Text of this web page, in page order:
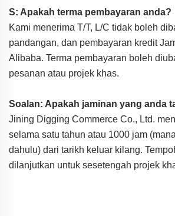
S: Apakah terma pembayaran anda?
Kami menerima T/T, L/C tidak boleh
pandangan, dan pembayaran kredit
Alibaba. Terma pembayaran boleh
pesanan atau projek khas.
Soalan: Apakah jaminan yang anda
Jining Digging Commerce Co., Ltd.
selama satu tahun atau 1000 jam
dahulu) dari tarikh keluar kilang.
dilanjutkan untuk sesetengah projek